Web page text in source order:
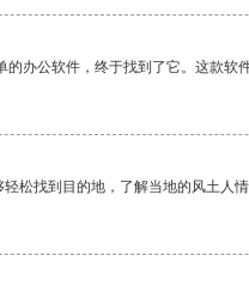
办公软件，终于找到了它。这款软
松找到目的地，了解当地的风土人情